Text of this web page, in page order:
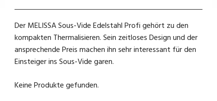
Der MELISSA Sous-Vide Edelstahl Profi gehört zu den
kompakten Thermalisieren. Sein zeitloses Design und der
ansprechende Preis machen ihn sehr interessant für den
Einsteiger ins Sous-Vide garen.
Keine Produkte gefunden.